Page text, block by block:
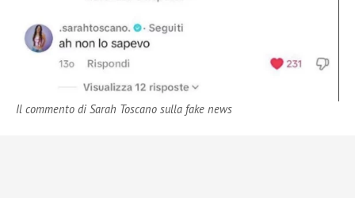
Il commento di Sarah Toscano sulla fake news